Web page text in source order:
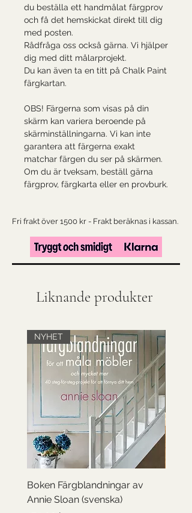
du beställa ett handmålat färgprov
och få det hemskickat direkt till dig
med posten.
Rådfråga oss också gärna. Vi hjälper
dig med ditt målarprojekt.
Du kan även ta en titt på Chalk Paint
färgkartan.
OBS! Färgerna som visas på din
skärm kan variera beroende på
skärminställningarna. Vi kan inte
garantera att färgerna exakt
matchar färgen du ser på skärmen.
Om du är tveksam, beställ gärna
färgprov, färgkarta eller en provburk.
Fri frakt över 1500 kr - Frakt beräknas i kassan.
Liknande produkter
NYHET
Boken Färgblandningar av
Annie Sloan (svenska)